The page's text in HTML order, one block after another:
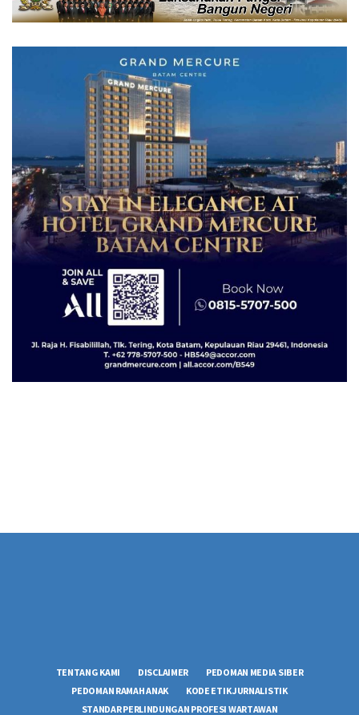
TENTANG KAMI DISCLAIMER
PEDOMAN MEDIA SIBER
PEDOMAN RAMAH ANAK
KODE ETIK JURNALISTIK
STANDAR PERLINDUNGAN PROFESI WARTAWAN